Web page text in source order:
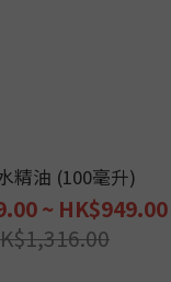
精油 (100毫升)
~ HK$949.00